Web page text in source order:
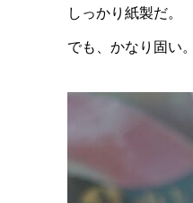
しっかり紙製だ。
でも、かなり固い